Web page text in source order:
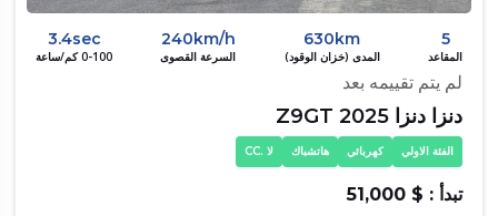
5
المقاعد
630km
المدى (خزان الوقود)
240km/h
السرعة القصوى
3.4sec
0-100 كم/ساعة
لم يتم تقييمه بعد
دنزا دنزا Z9GT 2025
الفئة الاولي كهربائي هاتشباك لا .CC
تبدأ : $ 51,000